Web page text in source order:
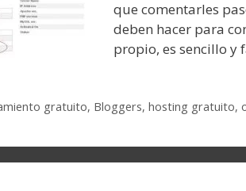
que comentarles
deben hacer para
propio, es sencillo y
gratuito, Bloggers,hosting gratuito,